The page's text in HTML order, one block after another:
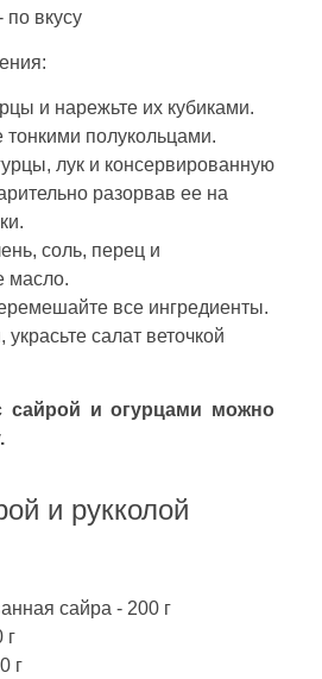
вкусу
и нарежьте их кубиками.
тонкими полукольцами.
лук и консервированную
разорвав ее на
соль, перец и
масло.
все ингредиенты.
салат веточкой
сайрой и огурцами можно
и рукколой
сайра - 200 г
г
г